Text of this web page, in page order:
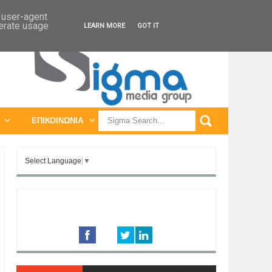
ΠΑΓΚΟΣΜΙΕΣ ΕΚΘΕΣΕΙΣ
ΕΠΙΚΟΙΝΩΝΙΑ
Select Language ▼
agent
usage LEARN MORE GOT IT